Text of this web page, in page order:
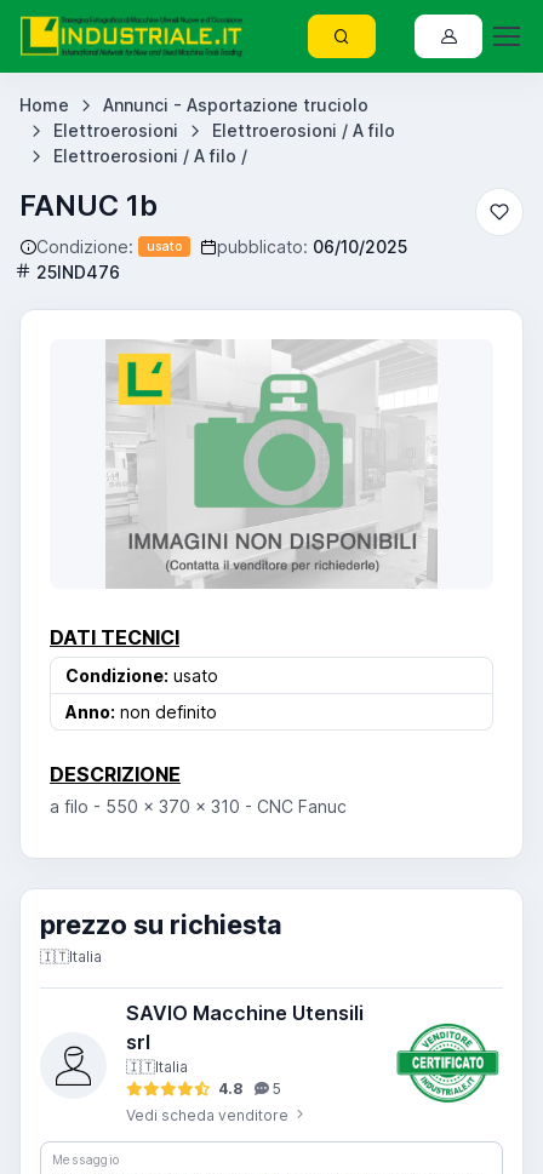
Home
Annunci - Asportazione truciolo
Elettroerosioni
Elettroerosioni / A filo
Elettroerosioni / A filo /
FANUC 1b
Condizione: usato pubblicato: 06/10/2025
25IND476
DATI TECNICI
Condizione: usato
Anno: non definito
DESCRIZIONE
a filo - 550 x 370 x 310 - CNC Fanuc
prezzo su richiesta
🇮🇹Italia
SAVIO Macchine Utensili
srl
🇮🇹Italia
4.8
5
Vedi scheda venditore
Messaggio